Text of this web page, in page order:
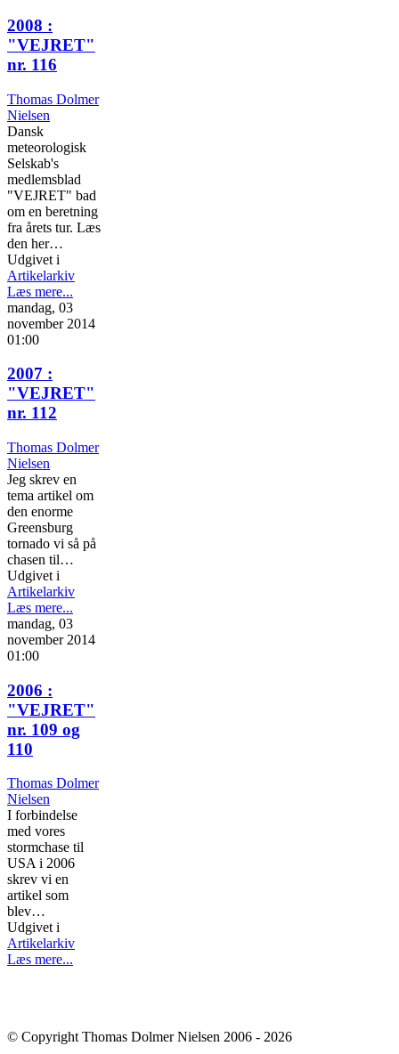
2008 :
"VEJRET"
nr. 116
Thomas Dolmer
Nielsen
Dansk
meteorologisk
Selskab's
medlemsblad
"VEJRET" bad
om en beretning
fra årets tur. Læs
den her…
Udgivet i
Artikelarkiv
Læs mere...
mandag, 03
november 2014
01:00
2007 :
"VEJRET"
nr. 112
Thomas Dolmer
Nielsen
Jeg skrev en
tema artikel om
den enorme
Greensburg
tornado vi så på
chasen til…
Udgivet i
Artikelarkiv
Læs mere...
mandag, 03
november 2014
01:00
2006 :
"VEJRET"
nr. 109 og
110
Thomas Dolmer
Nielsen
I forbindelse
med vores
stormchase til
USA i 2006
skrev vi en
artikel som
blev…
Udgivet i
Artikelarkiv
Læs mere...
© Copyright Thomas Dolmer Nielsen 2006 - 2026